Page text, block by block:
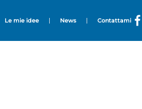
Le mie idee News Contattami